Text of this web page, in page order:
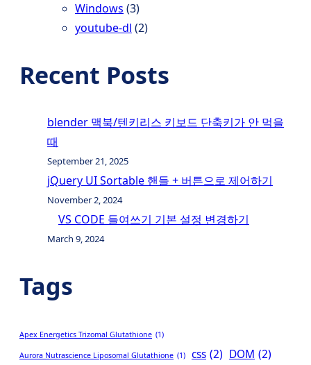
Windows (3)
youtube-dl (2)
Recent Posts
blender 맥북/텐키리스 키보드 단축키가 안 먹을
때
September 21, 2025
jQuery UI Sortable 핸들 + 버튼으로 제어하기
November 2, 2024
VS CODE 들여쓰기 기본 설정 변경하기
March 9, 2024
Tags
Apex Energetics Trizomal Glutathione (1)
Aurora Nutrascience Liposomal Glutathione (1) css (2) DOM (2)